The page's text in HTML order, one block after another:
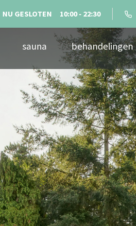
NU GESLOTEN 10:00 - 22:30
sauna behandelingen